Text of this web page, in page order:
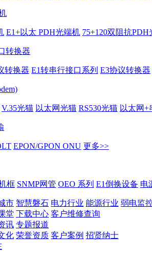
E1+以太 PDH光端机 75+120双阻抗PDH
转换器
转换器 E1转串行接口系列 E3协议转换器
V.35光猫 以太网光猫 RS530光猫 以太网+
EPON/GPON ONU 更多>>
框 SNMP网管 OEO 系列 E1倒换设备 电
市 智慧磐石 电力行业 能源行业 弱电监
堂 下载中心 客户维修查询
讯 专题报道
化 荣誉资质 客户案例 招贤纳士